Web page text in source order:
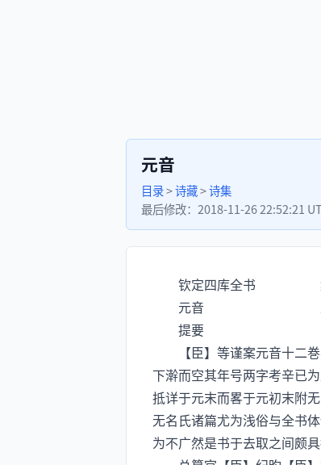
元音
目录>诗藏>诗集
最后修改： 2018-11-26 22:52:21
钦定四库全书 集
元音 总
提要
【臣】等谨案元音十二巻
下澣而空其年号两字考辛已
抵详于元末而畧于元初末附
无名氏诸篇尤为浅俗与全书
为不广然是书于去取之间颇